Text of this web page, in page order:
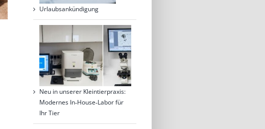
Urlaubsankündigung
Neu in unserer Kleintierpraxis:
Modernes In‑House‑Labor für
Ihr Tier